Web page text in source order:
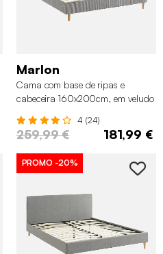
Marlon
Cama com base de ripas e
cabeceira 160x200cm, em veludo
4 (24)
259,99 € 181,99 €
PROMO -20%